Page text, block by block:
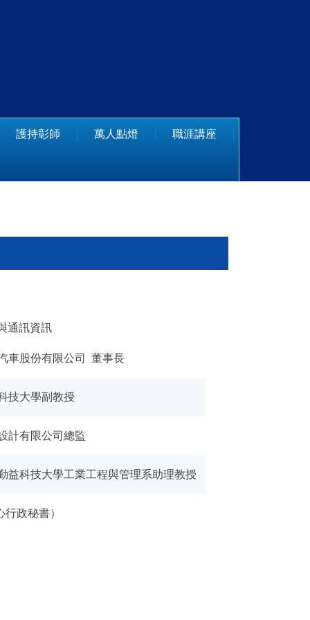
護持彰師 萬人點燈 職涯講座
通訊資訊
車股份有限公司 董事長
技大學副教授
計有限公司總監
益科技大學工業工程與管理系助理教授
政秘書）